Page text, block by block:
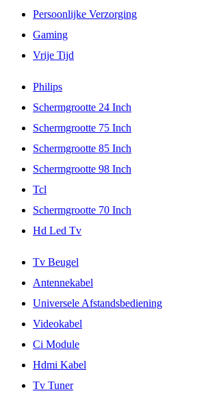
Persoonlijke Verzorging
Gaming
Vrije Tijd
Philips
Schermgrootte 24 Inch
Schermgrootte 75 Inch
Schermgrootte 85 Inch
Schermgrootte 98 Inch
Tcl
Schermgrootte 70 Inch
Hd Led Tv
Tv Beugel
Antennekabel
Universele Afstandsbediening
Videokabel
Ci Module
Hdmi Kabel
Tv Tuner